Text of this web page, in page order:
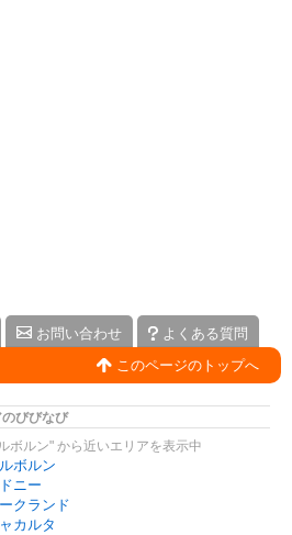
お問い合わせ
よくある質問
このページのトップへ
びびなび
ボルン" から近いエリアを表示中
ボルン
ニー
クランド
カルタ